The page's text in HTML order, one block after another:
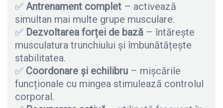
✅ Antrenament complet – activează
simultan mai multe grupe musculare.
✅ Dezvoltarea forței de bază – întărește
musculatura trunchiului și îmbunătățește
stabilitatea.
✅ Coordonare și echilibru – mișcările
funcționale cu mingea stimulează controlul
corporal.